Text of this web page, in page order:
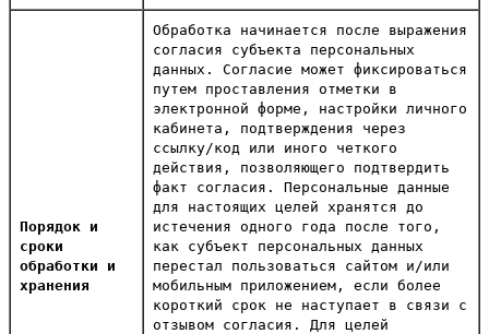
Порядок и
сроки
обработки и
хранения
Обработка начинается после выражения
согласия субъекта персональных
данных. Согласие может фиксироваться
путем проставления отметки в
электронной форме, настройки личного
кабинета, подтверждения через
ссылку/код или иного четкого
действия, позволяющего подтвердить
факт согласия. Персональные данные
для настоящих целей хранятся до
истечения одного года после того,
как субъект персональных данных
перестал пользоваться сайтом и/или
мобильным приложением, если более
короткий срок не наступает в связи с
отзывом согласия. Для целей